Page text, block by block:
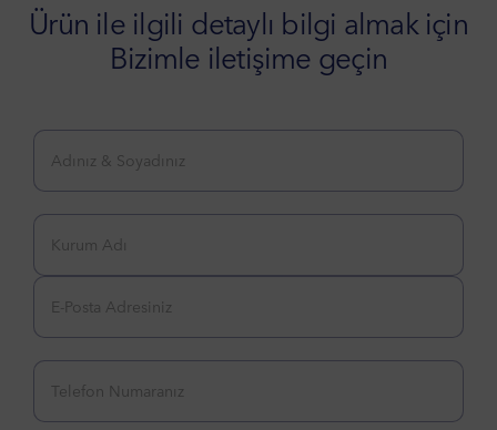
Ürün ile ilgili detaylı bilgi almak için
Bizimle iletişime geçin